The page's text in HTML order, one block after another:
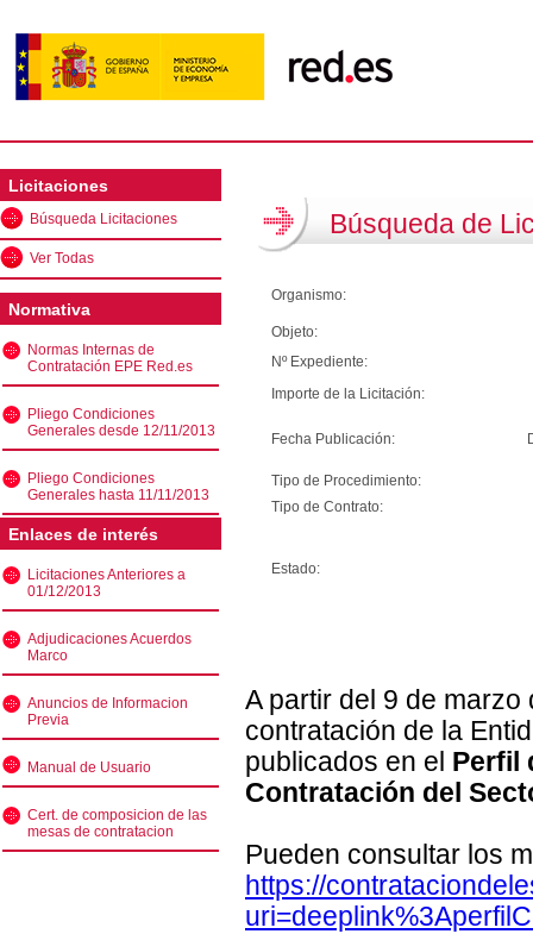
Licitaciones
Búsqueda Licitaciones
Ver Todas
Normativa
Normas Internas de
Contratación EPE Red.es
Pliego Condiciones
Generales desde 12/11/2013
Pliego Condiciones
Generales hasta 11/11/2013
Enlaces de interés
Licitaciones Anteriores a
01/12/2013
Adjudicaciones Acuerdos
Marco
Anuncios de Informacion
Previa
Manual de Usuario
Cert. de composicion de las
mesas de contratacion
Búsqueda de
Organismo:
Objeto:
Nº Expediente:
Importe de la Licitación:
Fecha Publicación:
Tipo de Procedimiento:
Tipo de Contrato:
Estado:
A partir del 9 de
contratación de la
publicados en el Perfil
Contratación del
Pueden consultar los
https://